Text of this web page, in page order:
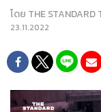
โดย THE STANDARD
23.11.2022